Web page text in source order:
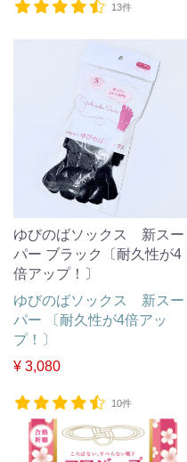
13件
ゆびのばソックス 新スー
パー ブラック〔耐久性が4
倍アップ！〕
ゆびのばソックス 新スー
パー 〔耐久性が4倍アッ
プ！〕
¥ 3,080
10件